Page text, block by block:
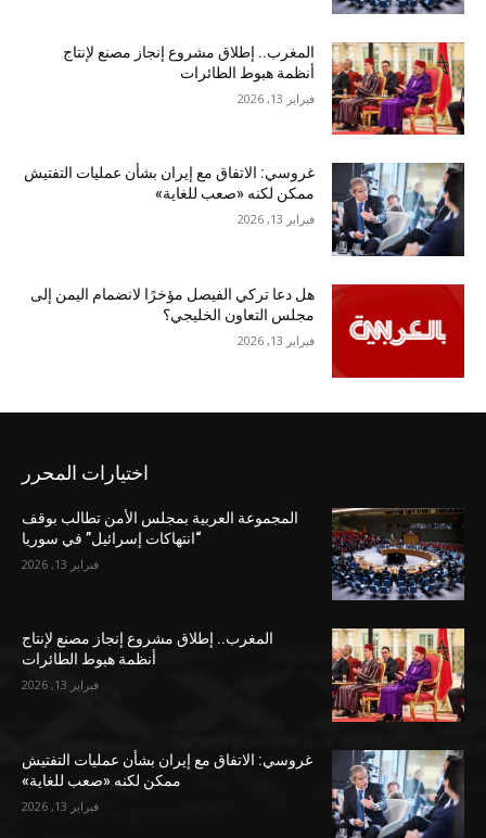
المغرب.. إطلاق مشروع إنجاز مصنع لإنتاج
أنظمة هبوط الطائرات
فبراير 13, 2026
غروسي: الاتفاق مع إيران بشأن عمليات التفتيش
ممكن لكنه «صعب للغاية»
فبراير 13, 2026
هل دعا تركي الفيصل مؤخرًا لانضمام اليمن إلى
مجلس التعاون الخليجي؟
فبراير 13, 2026
اختيارات المحرر
المجموعة العربية بمجلس الأمن تطالب بوقف
“انتهاكات إسرائيل” في سوريا
فبراير 13, 2026
المغرب.. إطلاق مشروع إنجاز مصنع لإنتاج
أنظمة هبوط الطائرات
فبراير 13, 2026
غروسي: الاتفاق مع إيران بشأن عمليات التفتيش
ممكن لكنه «صعب للغاية»
فبراير 13, 2026